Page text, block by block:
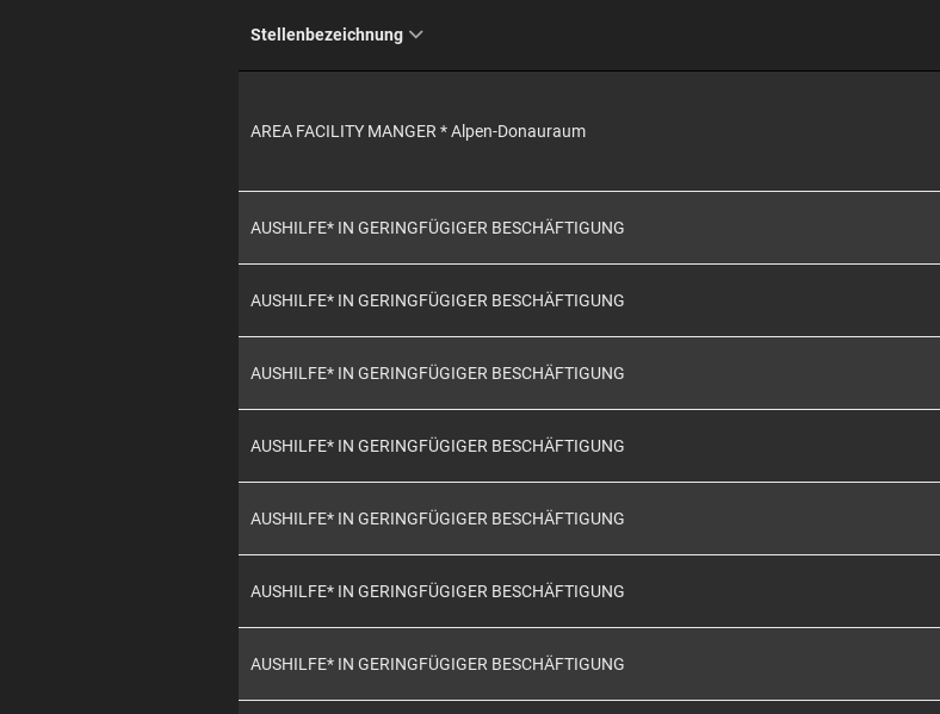
Stellenbezeichnung
AREA FACILITY MANGER * Alpen-Donauraum
AUSHILFE* IN GERINGFÜGIGER BESCHÄFTIGUNG
AUSHILFE* IN GERINGFÜGIGER BESCHÄFTIGUNG
AUSHILFE* IN GERINGFÜGIGER BESCHÄFTIGUNG
AUSHILFE* IN GERINGFÜGIGER BESCHÄFTIGUNG
AUSHILFE* IN GERINGFÜGIGER BESCHÄFTIGUNG
AUSHILFE* IN GERINGFÜGIGER BESCHÄFTIGUNG
AUSHILFE* IN GERINGFÜGIGER BESCHÄFTIGUNG